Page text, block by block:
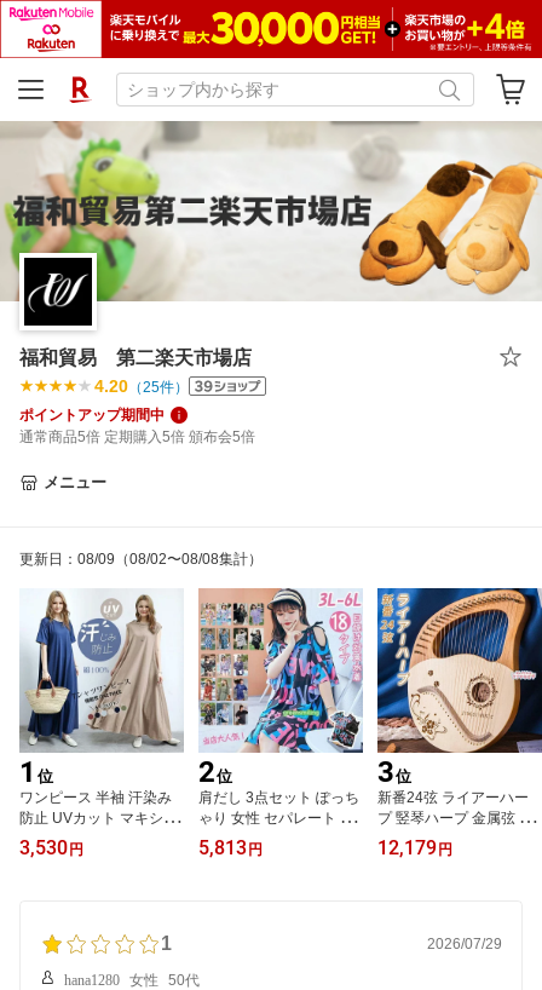
福和貿易 第二楽天市場店
4.20 （25件）
ポイントアップ期間中
通常商品5倍 定期購入5倍 頒布会5倍
メニュー
更新日 ： 08/09 （08/02〜08/08集計）
1 位
ワンピース 半袖 汗染み
防止 UVカット マキシ T
シャツワンピース 半袖
夏 綿100% コットン マ
3,530 円
2位
肩だし 3点セット ぽっち
ゃり 女性 セパレート 体
型カバー 大きいサイズ
ラッシュガード ミセス
5,813 円
3位
新番24弦 ライアーハー
プ 竪琴ハープ 金属弦 マ
ホガニーソリッドウッド
心癒し 弦楽器 ポータブ
12,179 円
1 2026/07/29
hana1280 女性 50代